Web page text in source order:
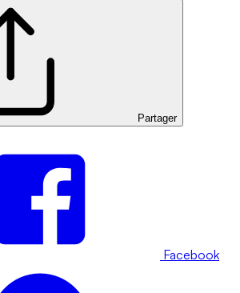
Partager
Facebook